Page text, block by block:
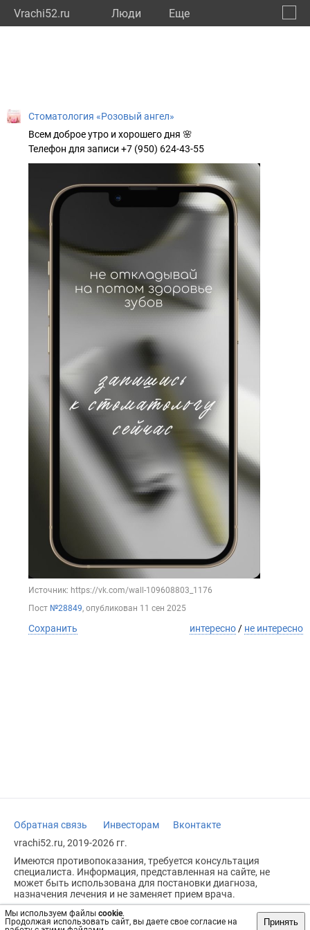
Vrachi52.ru Люди Eще
Мы используем файлы cookie.
Продолжая использовать сайт, вы даете свое согласие на
Принять
Стоматология «Розовый ангел»
Всем доброе утро и хорошего дня 🌸
Телефон для записи +7 (950) 624-43-55
Источник: https://vk.com/wall-109608803_1176
Пост №28849, опубликован 11 сен 2025
Сохранить интересно / не интересно
Обратная связь Инвесторам
Вконтакте
vrachi52.ru, 2019-2026 гг.
Имеются противопоказания, требуется консультация
специалиста. Информация, представленная на сайте, не
может быть использована для постановки диагноза,
назначения лечения и не заменяет прием врача.
Возрастное ограничение: 18+